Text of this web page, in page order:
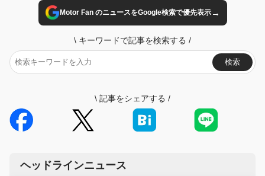
Motor Fan のニュースをGoogle検索で優先表示→
\ キーワードで記事を検索する /
検索
\ 記事をシェアする /
ヘッドラインニュース